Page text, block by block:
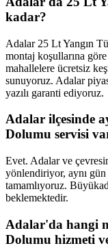
kadar?
Adalar 25 Lt Yangın
montaj koşullarına
mahallelere ücretsiz
sunuyoruz. Adalar
yazılı garanti ediyoruz.
Adalar ilçesinde
Dolumu servisi
Evet. Adalar ve
yönlendiriyor, aynı
tamamlıyoruz.
beklemektedir.
Adalar'da hangi
Dolumu hizmeti